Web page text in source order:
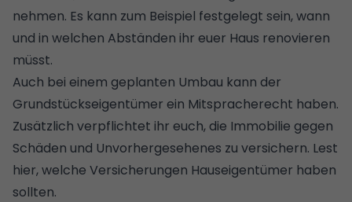
nehmen. Es kann zum Beispiel festgelegt sein, wann
und in welchen Abständen ihr euer Haus renovieren
müsst.
Auch bei einem geplanten Umbau kann der
Grundstückseigentümer ein Mitspracherecht haben.
Zusätzlich verpflichtet ihr euch, die Immobilie gegen
Schäden und Unvorhergesehenes zu versichern. Lest
hier, welche Versicherungen Hauseigentümer haben
sollten.